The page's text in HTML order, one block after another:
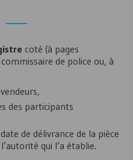
coté (à pages
de police ou, à
des participants
de délivrance de la pièce
qui l’a établie.